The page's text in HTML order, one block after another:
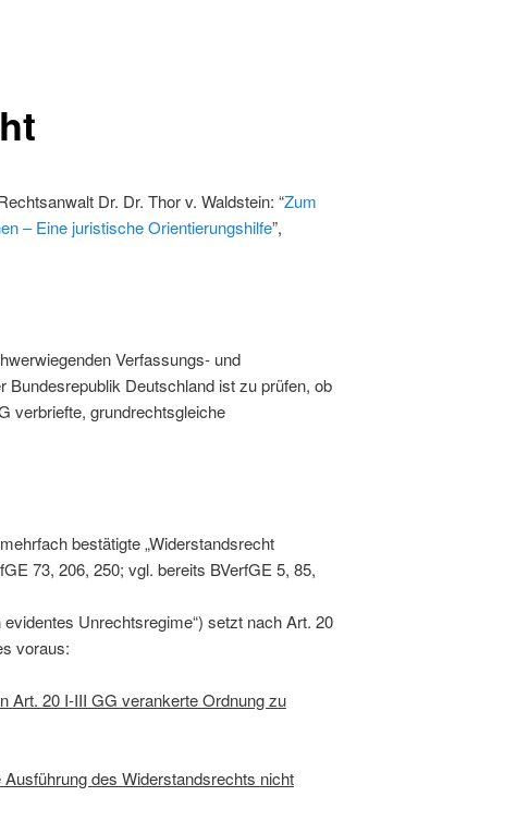
Dr. Dr. Thor v. Waldstein: “Zum
– Eine juristische Orientierungshilfe”,
Verfassungs- und
Deutschland ist zu prüfen, ob
verbriefte, grundrechtsgleiche
bestätigte „Widerstandsrecht
73, 206, 250; vgl. bereits BVerfGE 5, 85,
Unrechtsregime“) setzt nach Art. 20
voraus:
Art. 20 I-III GG verankerte Ordnung zu
des Widerstandsrechts nicht